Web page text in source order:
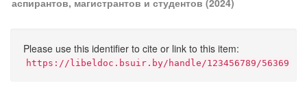
аспирантов, магистрантов и студентов (2024)
Please use this identifier to cite or link to this item:
https://libeldoc.bsuir.by/handle/123456789/56369